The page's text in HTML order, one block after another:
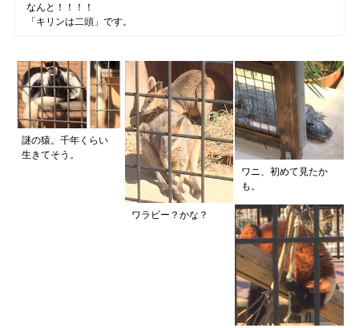
なんと！！！！
「キリンは二頭」です。
謎の猿。千年くらい
生きてそう。
ワラビー？かな？
ワニ、初めて見たか
も。